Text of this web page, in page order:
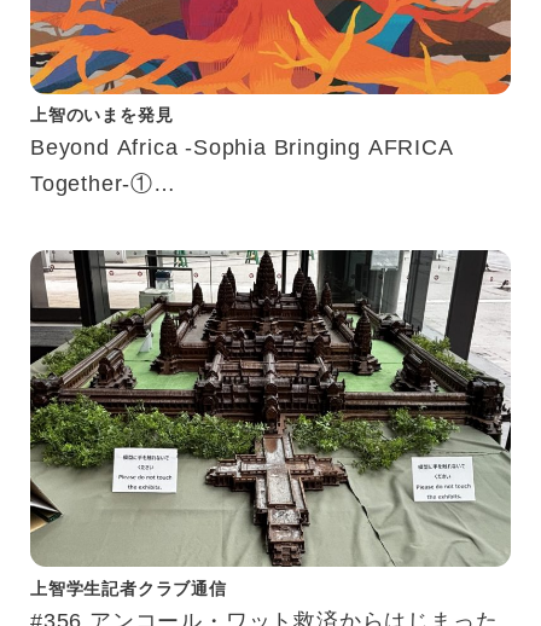
上智のいまを発見
Beyond Africa -Sophia Bringing AFRICA
Together-①
上智学生記者クラブ通信
#356 アンコール・ワット救済からはじまった